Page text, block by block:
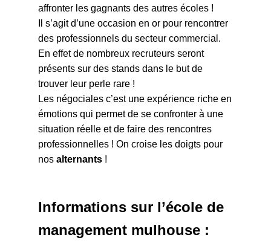
affronter les gagnants des autres écoles !
Il s’agit d’une occasion en or pour rencontrer
des professionnels du secteur commercial.
En effet de nombreux recruteurs seront
présents sur des stands dans le but de
trouver leur perle rare !
Les négociales c’est une expérience riche en
émotions qui permet de se confronter à une
situation réelle et de faire des rencontres
professionnelles ! On croise les doigts pour
nos alternants!
Informations sur l’école de
management mulhouse :